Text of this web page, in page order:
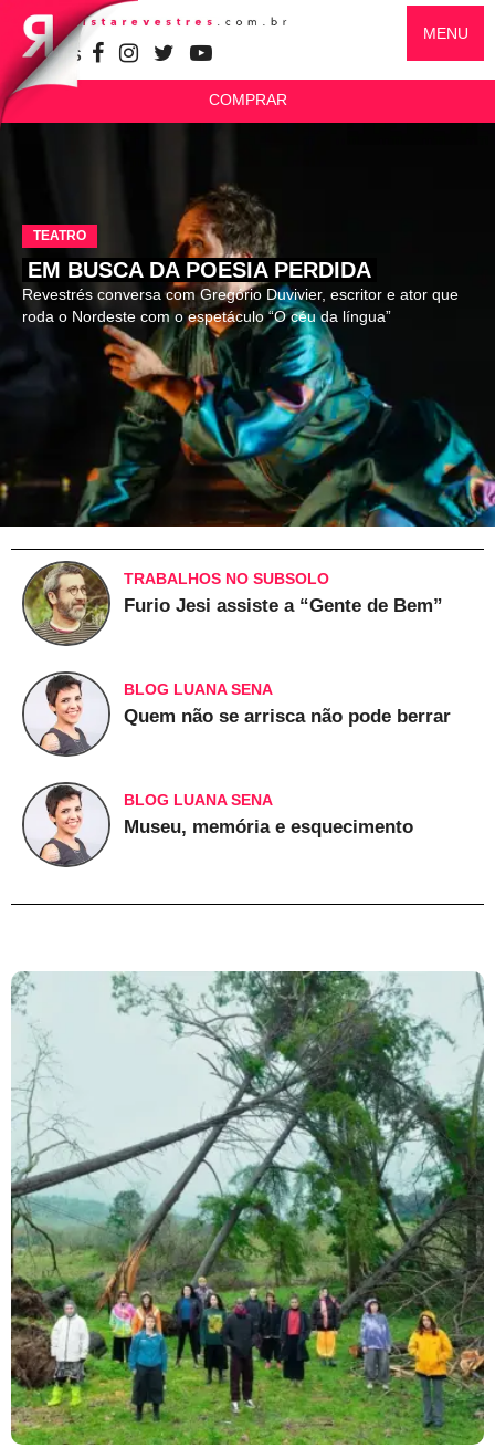
SIGA-NOS
MENU
COMPRAR
TEATRO
EM BUSCA DA POESIA PERDIDA
Revestrés conversa com Gregório Duvivier, escritor e ator que
roda o Nordeste com o espetáculo “O céu da língua”
TRABALHOS NO SUBSOLO
Furio Jesi assiste a “Gente de Bem”
BLOG LUANA SENA
Quem não se arrisca não pode berrar
BLOG LUANA SENA
Museu, memória e esquecimento